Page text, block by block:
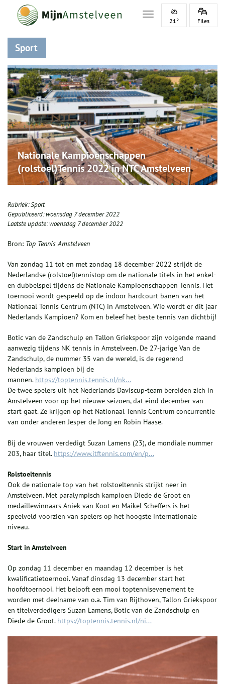
Toggle navigation
21° Files
Sport
Nationale Kampioenschappen
(rolstoel)Tennis 2022 in NTC Amstelveen
Rubriek:Sport
Gepubliceerd:woensdag 7 december 2022
Laatste update:woensdag 7 december 2022
Bron: Top Tennis Amstelveen
Van zondag 11 tot en met zondag 18 december 2022 strijdt de
Nederlandse (rolstoel)tennistop om de nationale titels in het enkel-
en dubbelspel tijdens de Nationale Kampioenschappen Tennis. Het
toernooi wordt gespeeld op de indoor hardcourt banen van het
Nationaal Tennis Centrum (NTC) in Amstelveen. Wie wordt er dit jaar
Nederlands Kampioen? Kom en beleef het beste tennis van dichtbij!
Botic van de Zandschulp en Tallon Griekspoor zijn volgende maand
aanwezig tijdens NK tennis in Amstelveen. De 27-jarige Van de
Zandschulp, de nummer 35 van de wereld, is de regerend
Nederlands kampioen bij de
mannen. https://toptennis.tennis.nl/nk...
De twee spelers uit het Nederlands Daviscup-team bereiden zich in
Amstelveen voor op het nieuwe seizoen, dat eind december van
start gaat. Ze krijgen op het Nationaal Tennis Centrum concurrentie
van onder anderen Jesper de Jong en Robin Haase.
Bij de vrouwen verdedigt Suzan Lamens (23), de mondiale nummer
203, haar titel. https://www.itftennis.com/en/p...
Rolstoeltennis
Ook de nationale top van het rolstoeltennis strijkt neer in
Amstelveen. Met paralympisch kampioen Diede de Groot en
medaillewinnaars Aniek van Koot en Maikel Scheffers is het
speelveld voorzien van spelers op het hoogste internationale
niveau.
Start in Amstelveen
Op zondag 11 december en maandag 12 december is het
kwalificatietoernooi. Vanaf dinsdag 13 december start het
hoofdtoernooi. Het belooft een mooi toptennisevenement te
worden met deelname van o.a. Tim van Rijthoven, Tallon Griekspoor
en titelverdedigers Suzan Lamens, Botic van de Zandschulp en
Diede de Groot. https://toptennis.tennis.nl/ni...